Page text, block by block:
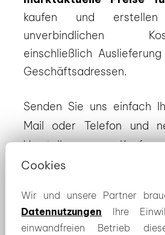
kaufen und
unverbindlichen
einschließlich
Geschäftsadressen.
Senden Sie uns einfach
Mail oder Telefon und
Vorstellungen zum Kauf
Wunsch bieten wir Ihnen
Cookies
Wir und unsere Partner
Datennutzungen Ihre
einwandfreien Betrieb